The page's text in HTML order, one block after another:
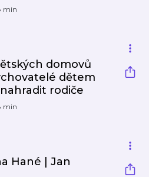
min
domovů
dětem
rodiče
min
Hané | Jan